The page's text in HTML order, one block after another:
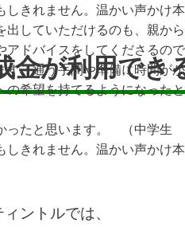
きれません。温かい声か
していただけるのも、親
ドバイスをしてくださる
。通う手間や準備に時間
希望を持てるようになっ
ったと思います。 （中学生
きれません。温かい声か
金が利用で
ントルでは、